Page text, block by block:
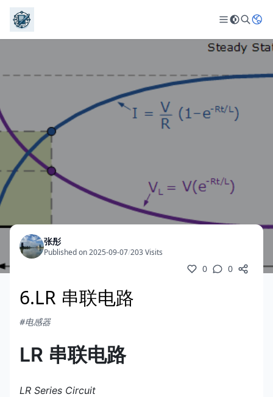
张彤
Published on 2025-09-07/203 Visits
0 0
6.LR 串联电路
#电感器
LR 串联电路
LR Series Circuit